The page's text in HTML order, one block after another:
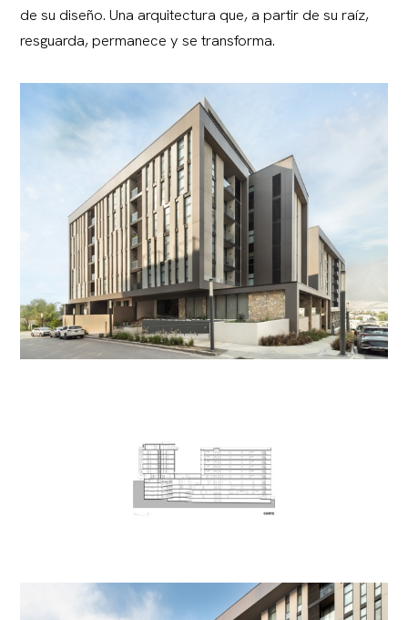
de su diseño. Una arquitectura que, a partir de su raíz,
resguarda, permanece y se transforma.